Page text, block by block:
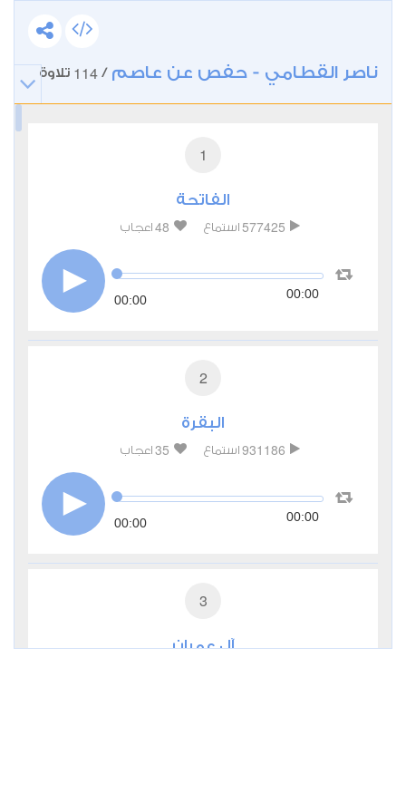
ناصر القطامي - حفص عن عاصم /
114 تلاوة
1
الفاتحة
577425 استماع 48 اعجاب
00:00 00:00
2
البقرة
931186 استماع 35 اعجاب
00:00 00:00
3
آل عمران